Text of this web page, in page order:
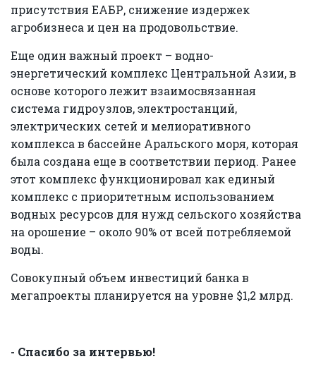
присутствия ЕАБР, снижение издержек
агробизнеса и цен на продовольствие.
Еще один важный проект – водно-
энергетический комплекс Центральной Азии, в
основе которого лежит взаимосвязанная
система гидроузлов, электростанций,
электрических сетей и мелиоративного
комплекса в бассейне Аральского моря, которая
была создана еще в соответствии период. Ранее
этот комплекс функционировал как единый
комплекс с приоритетным использованием
водных ресурсов для нужд сельского хозяйства
на орошение – около 90% от всей потребляемой
воды.
Совокупный объем инвестиций банка в
мегапроекты планируется на уровне $1,2 млрд.
- Спасибо за интервью!